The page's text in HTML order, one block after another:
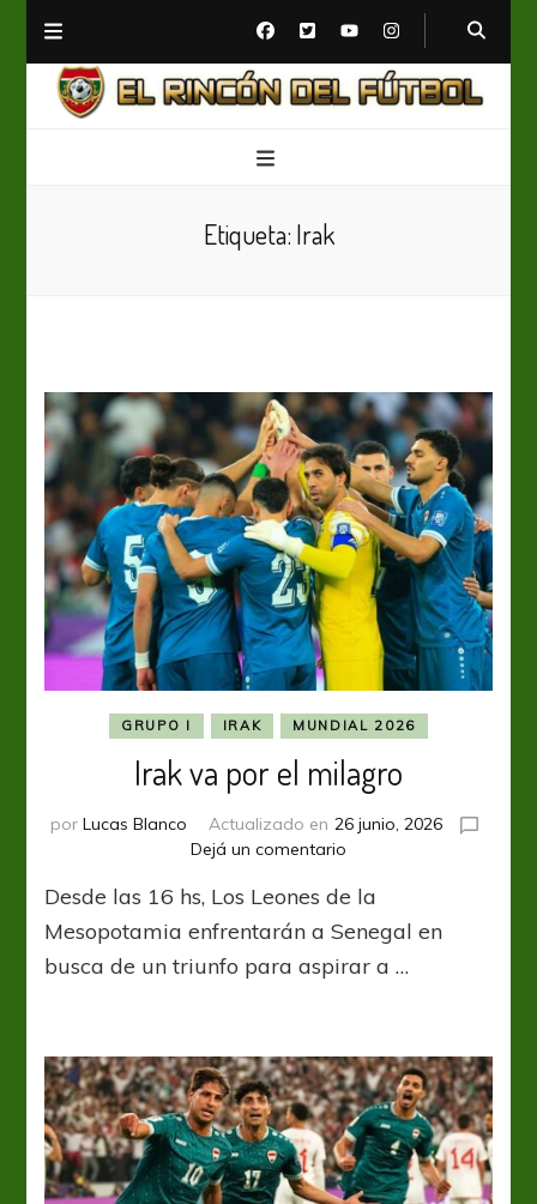
Etiqueta: Irak
GRUPO I IRAK MUNDIAL 2026
Irak va por el milagro
por Lucas Blanco Actualizado en 26 junio, 2026
Dejá un comentario
va
por
milagro
Desde las 16 hs, Los Leones de la
Mesopotamia enfrentarán a Senegal en
busca de un triunfo para aspirar a …